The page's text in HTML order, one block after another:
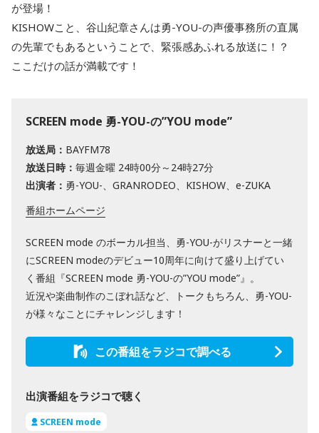
が登場！
KISHOWこと、谷山紀章さんは勇-YOU-の声優事務所の直属
の先輩でもあるということで、緊張感あふれる放送に！？
ここだけの話が満載です！
SCREEN mode 勇-YOU-の”YOU mode”
放送局： BAYFM78
放送日時： 毎週金曜 24時00分～24時27分
出演者： 勇-YOU-、GRANRODEO、KISHOW、e-ZUKA
番組ホームページ
SCREEN mode のボーカル担当、勇-YOU-がリスナーと一緒
にSCREEN modeのデビュー10周年に向けて盛り上げてい
く番組『SCREEN mode 勇-YOU-の”YOU mode”』。
近況や楽曲制作のこぼれ話など、トークもちろん、勇-YOU-
が様々なことにチャレンジします！
この番組をラジコで調べる
出演番組をラジコで聴く
SCREEN mode